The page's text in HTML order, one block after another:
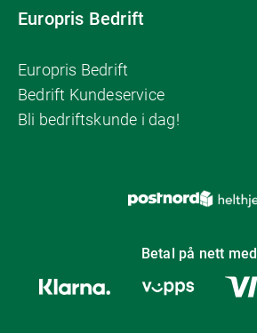
Europris Bedrift
Europris Bedrift
Bedrift Kundeservice
Bli bedriftskunde i dag!
Betal på nett med